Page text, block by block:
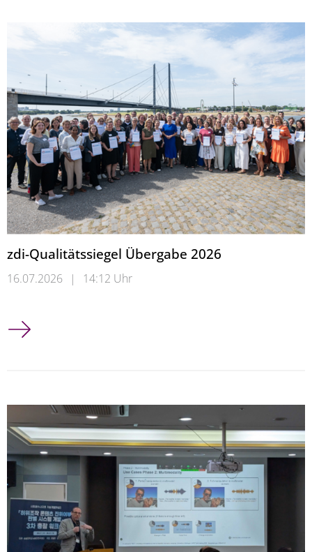
zdi-Qualitätssiegel Übergabe 2026
16.07.2026 | 14:12 Uhr
zdi-Qualitätssiegel Übergabe 2026